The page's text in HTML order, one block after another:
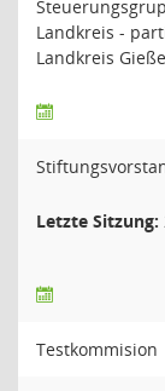
Landkreis -
Landkreis
Letzte Sitzung:
Testkommision